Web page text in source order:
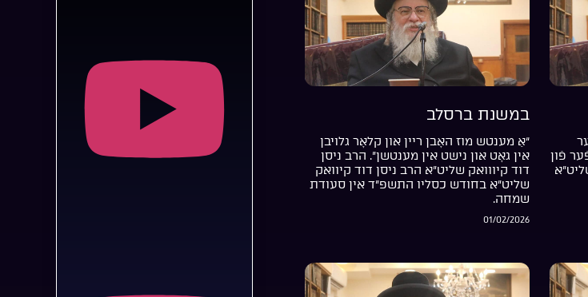
פֿון
במשנת ברסלב
“אַ מענטש מוז האָבן ריין און קלאָר גלויבן
אין גאָט און נישט אין מענטשן”. הרב ניסן
דוד קיווואק שליט”א הרב ניסן דוד קיוואק
שליט”א בחודש כסליו התשפ”ד אין סעודת
שמחה.
01/02/2026